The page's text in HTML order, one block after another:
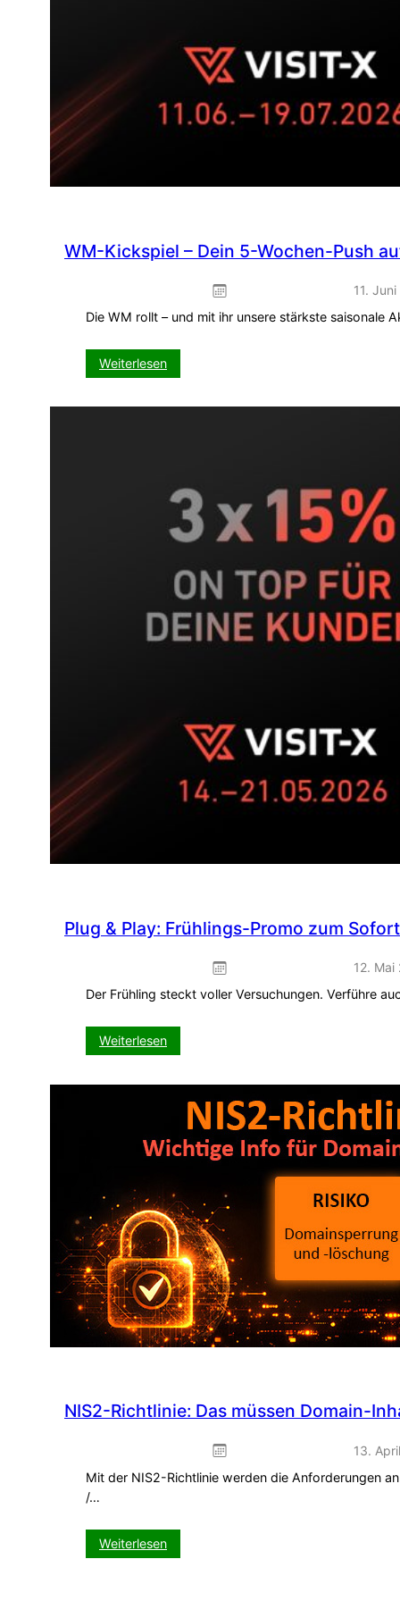
WM-Kickspiel – Dein 5-Wochen-Push
11.
Die WM rollt – und mit ihr unsere stärkste saisonale
Weiterlesen:
WM-
Push
auf
VISIT-
Plug & Play: Frühlings-Promo zum
12. Mai
Der Frühling steckt voller Versuchungen. Verführe
Weiterlesen:
Plug
Play:
Frühlings-
Promo
zum
Einbinden
NIS2-Richtlinie: Das müssen Domain-
13.
Mit der NIS2-Richtlinie werden die Anforderungen
/…
Weiterlesen:
NIS2-